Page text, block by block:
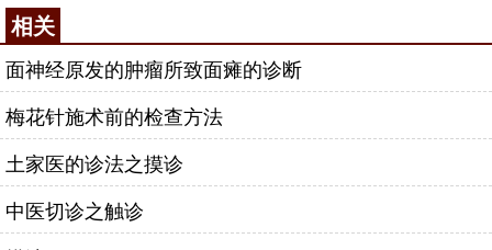
相关
面神经原发的肿瘤所致面瘫的诊断
梅花针施术前的检查方法
土家医的诊法之摸诊
中医切诊之触诊